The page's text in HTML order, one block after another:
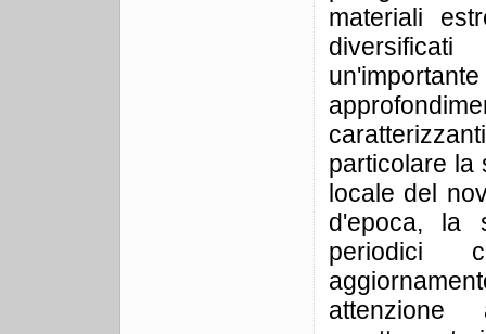
materiali
particolare la
locale del
d'epoca, la
periodici